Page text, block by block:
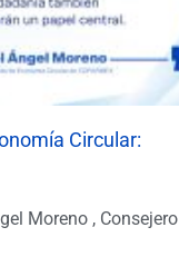
Circular:
Moreno , Consejero